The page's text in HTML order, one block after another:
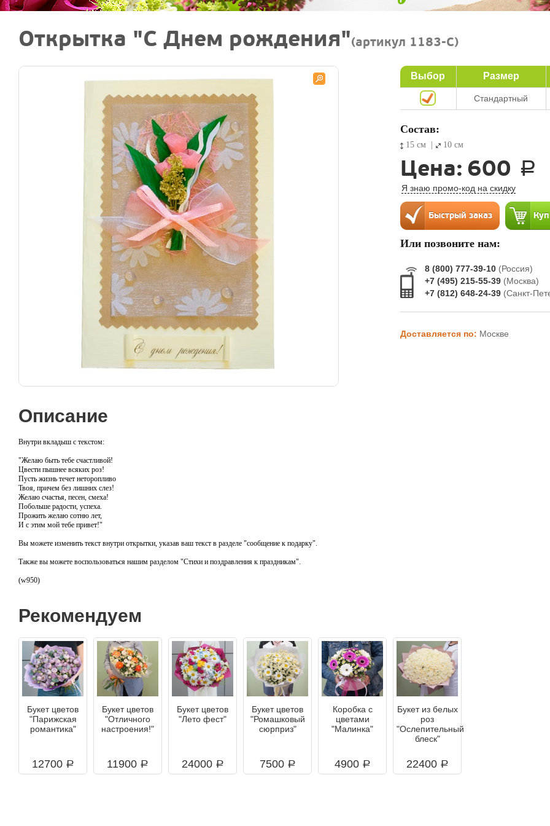
Открытка "С Днем рождения"(артикул 1183-C)
Выбор Размер
Стандартный
Состав:
15 см 10 см
Цена: 600 a
Я знаю промо-код на скидку
Или позвоните нам:
8 (800) 777-39-10 (Россия)
+7 (495) 215-55-39 (Москва)
+7 (812) 648-24-39 (Санкт-
Доставляется по: Москве
Описание
Внутри вкладыш с текстом:
"Желаю быть тебе счастливой!
Цвести пышнее всяких роз!
Пусть жизнь течет неторопливо
Твоя, причем без лишних слез!
Желаю счастья, песен, смеха!
Побольше радости, успеха.
Прожить желаю сотню лет,
И с этим мой тебе привет!"
Вы можете изменить текст внутри открытки, указав ваш текст в разделе "сообщение к подарку".
Также вы можете воспользоваться нашим разделом "Стихи и поздравления к праздникам".
(w950)
Рекомендуем
Букет цветов
"Парижская
романтика"
12700 a
Букет цветов
"Отличного
настроения!"
11900 a
Букет цветов
"Лето фест"
24000 a
Букет цветов
"Ромашковый
сюрприз"
7500 a
Коробка с
цветами
"Малинка"
4900 a
Букет из белых
роз
"Ослепительный
блеск"
22400 a